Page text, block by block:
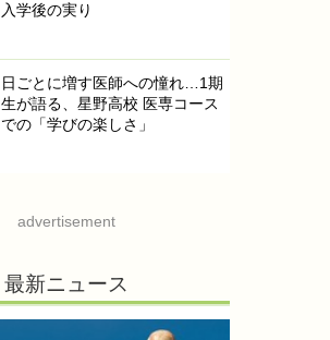
入学後の実り
日ごとに増す医師への憧れ…1期
生が語る、星野高校 医専コース
での「学びの楽しさ」
advertisement
最新ニュース